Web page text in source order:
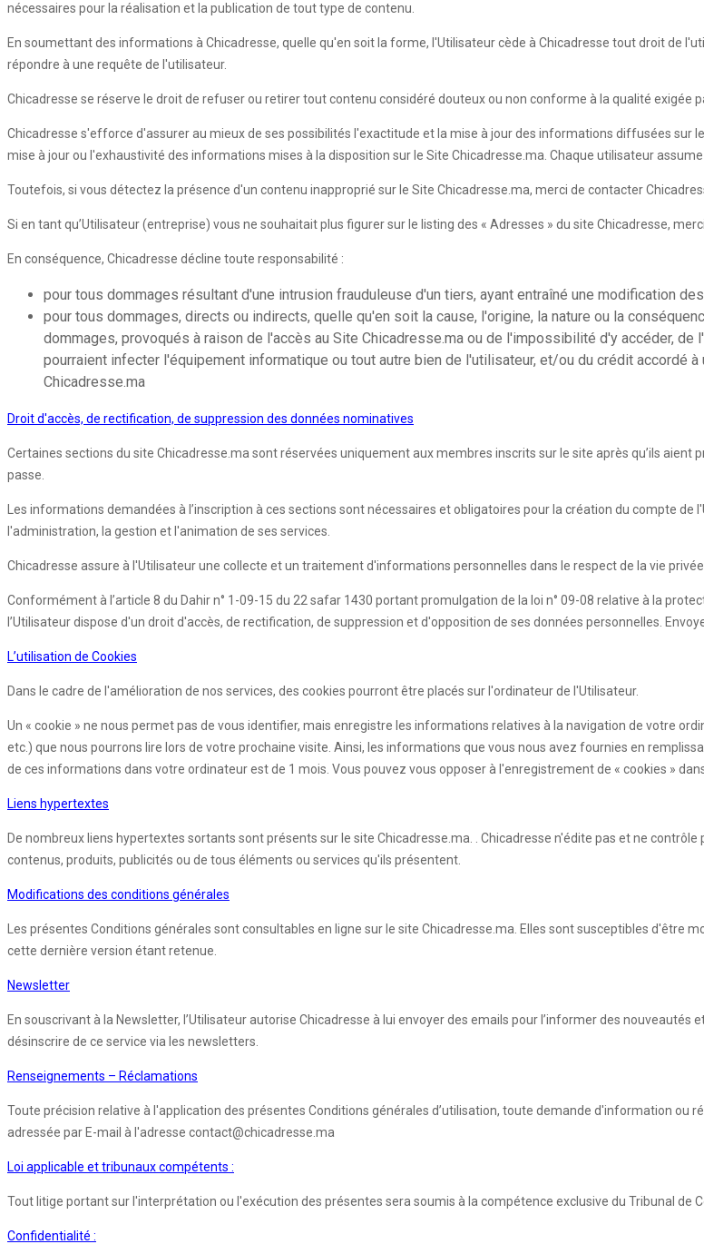
nécessaires pour la réalisation et la publication de tout type de contenu.
En soumettant des informations à Chicadresse, quelle qu'en soit la forme, l'Utilisateur cède à Chicadresse tout droit de
répondre à une requête de l'utilisateur.
Chicadresse se réserve le droit de refuser ou retirer tout contenu considéré douteux ou non conforme à la qualité exigée
Chicadresse s'efforce d'assurer au mieux de ses possibilités l'exactitude et la mise à jour des informations diffusées sur
mise à jour ou l'exhaustivité des informations mises à la disposition sur le Site Chicadresse.ma. Chaque utilisateur
Toutefois, si vous détectez la présence d'un contenu inapproprié sur le Site Chicadresse.ma, merci de contacter
Si en tant qu’Utilisateur (entreprise) vous ne souhaitait plus figurer sur le listing des « Adresses » du site Chicadresse,
En conséquence, Chicadresse décline toute responsabilité :
pour tous dommages résultant d'une intrusion frauduleuse d'un tiers, ayant entraîné une modification
pour tous dommages, directs ou indirects, quelle qu'en soit la cause, l'origine, la nature ou la
dommages, provoqués à raison de l'accès au Site Chicadresse.ma ou de l'impossibilité d'y accéder,
pourraient infecter l'équipement informatique ou tout autre bien de l'utilisateur, et/ou du crédit accordé
Chicadresse.ma
Droit d'accès, de rectification, de suppression des données nominatives
Certaines sections du site Chicadresse.ma sont réservées uniquement aux membres inscrits sur le site après qu’ils
passe.
Les informations demandées à l’inscription à ces sections sont nécessaires et obligatoires pour la création du compte
l'administration, la gestion et l'animation de ses services.
Chicadresse assure à l'Utilisateur une collecte et un traitement d'informations personnelles dans le respect de la vie
Conformément à l’article 8 du Dahir n° 1-09-15 du 22 safar 1430 portant promulgation de la loi n° 09-08 relative à la
l’Utilisateur dispose d'un droit d'accès, de rectification, de suppression et d'opposition de ses données personnelles.
L’utilisation de Cookies
Dans le cadre de l'amélioration de nos services, des cookies pourront être placés sur l'ordinateur de l'Utilisateur.
Un « cookie » ne nous permet pas de vous identifier, mais enregistre les informations relatives à la navigation de votre
etc.) que nous pourrons lire lors de votre prochaine visite. Ainsi, les informations que vous nous avez fournies en
de ces informations dans votre ordinateur est de 1 mois. Vous pouvez vous opposer à l'enregistrement de « cookies »
Liens hypertextes
De nombreux liens hypertextes sortants sont présents sur le site Chicadresse.ma. . Chicadresse n'édite pas et ne
contenus, produits, publicités ou de tous éléments ou services qu'ils présentent.
Modifications des conditions générales
Les présentes Conditions générales sont consultables en ligne sur le site Chicadresse.ma. Elles sont susceptibles d'être
cette dernière version étant retenue.
Newsletter
En souscrivant à la Newsletter, l’Utilisateur autorise Chicadresse à lui envoyer des emails pour l’informer des
désinscrire de ce service via les newsletters.
Renseignements – Réclamations
Toute précision relative à l'application des présentes Conditions générales d’utilisation, toute demande d'information
adressée par E-mail à l'adresse contact@chicadresse.ma
Loi applicable et tribunaux compétents :
Tout litige portant sur l'interprétation ou l'exécution des présentes sera soumis à la compétence exclusive du Tribunal de
Confidentialité :